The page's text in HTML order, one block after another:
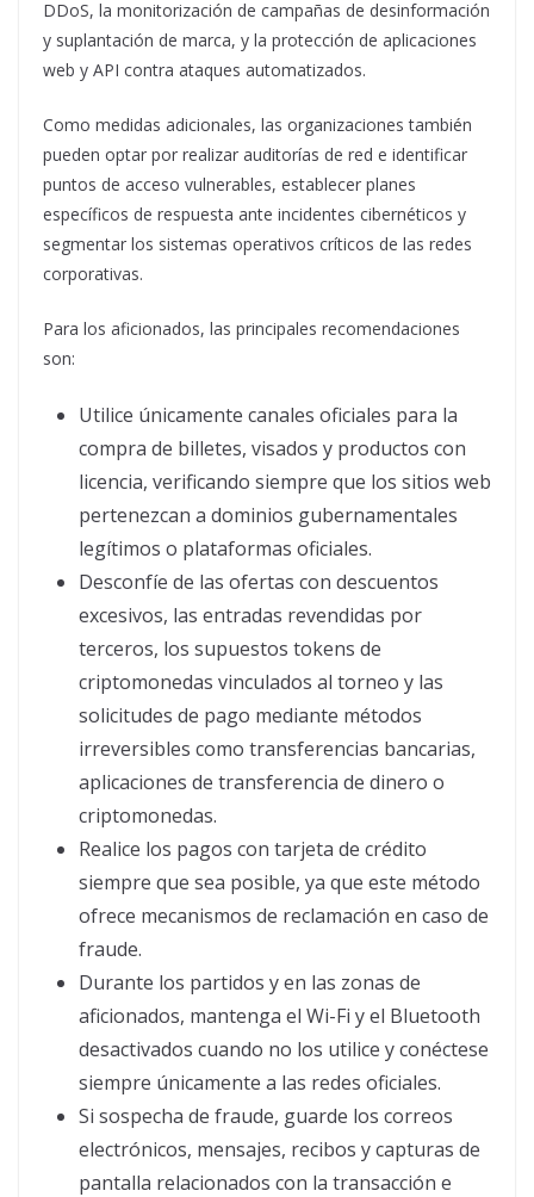
DDoS, la monitorización de campañas de desinformación
y suplantación de marca, y la protección de aplicaciones
web y API contra ataques automatizados.
Como medidas adicionales, las organizaciones también
pueden optar por realizar auditorías de red e identificar
puntos de acceso vulnerables, establecer planes
específicos de respuesta ante incidentes cibernéticos y
segmentar los sistemas operativos críticos de las redes
corporativas.
Para los aficionados, las principales recomendaciones
son:
Utilice únicamente canales oficiales para la
compra de billetes, visados ​​y productos con
licencia, verificando siempre que los sitios web
pertenezcan a dominios gubernamentales
legítimos o plataformas oficiales.
Desconfíe de las ofertas con descuentos
excesivos, las entradas revendidas por
terceros, los supuestos tokens de
criptomonedas vinculados al torneo y las
solicitudes de pago mediante métodos
irreversibles como transferencias bancarias,
aplicaciones de transferencia de dinero o
criptomonedas.
Realice los pagos con tarjeta de crédito
siempre que sea posible, ya que este método
ofrece mecanismos de reclamación en caso de
fraude.
Durante los partidos y en las zonas de
aficionados, mantenga el Wi-Fi y el Bluetooth
desactivados cuando no los utilice y conéctese
siempre únicamente a las redes oficiales.
Si sospecha de fraude, guarde los correos
electrónicos, mensajes, recibos y capturas de
pantalla relacionados con la transacción e